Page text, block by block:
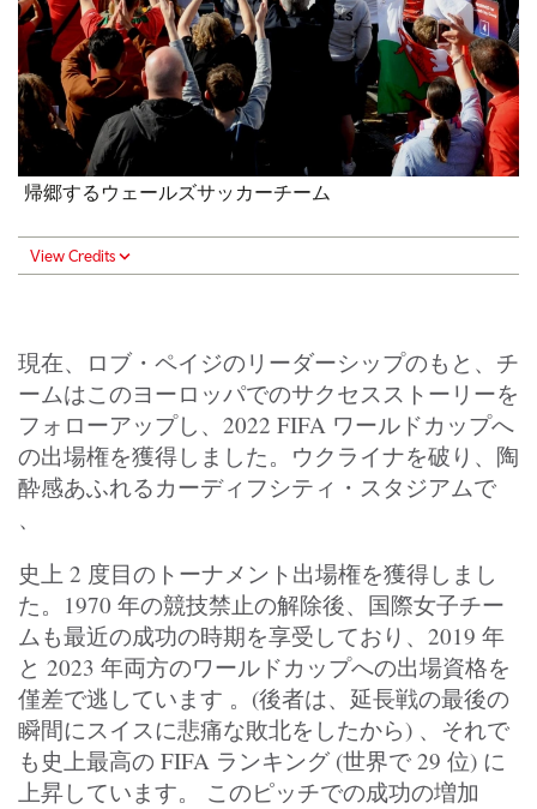
帰郷するウェールズサッカーチーム
View Credits
現在、ロブ・ペイジのリーダーシップのもと、チ
ームはこのヨーロッパでのサクセスストーリーを
フォローアップし、2022 FIFA ワールドカップへ
の出場権を獲得しました。ウクライナを破り、陶
酔感あふれるカーディフシティ・スタジアムで
、
史上 2 度目のトーナメント出場権を獲得しまし
た。1970 年の競技禁止の解除後、国際女子チー
ムも最近の成功の時期を享受しており、2019 年
と 2023 年両方のワールドカップへの出場資格を
僅差で逃しています 。(後者は、延長戦の最後の
瞬間にスイスに悲痛な敗北をしたから) 、それで
も史上最高の FIFA ランキング (世界で 29 位) に
上昇しています。 このピッチでの成功の増加